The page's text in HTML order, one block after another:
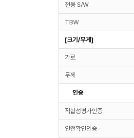
전용 S/W
TBW
[크기/무게]
가로
두께
인증
적합성평가인증
안전확인인증